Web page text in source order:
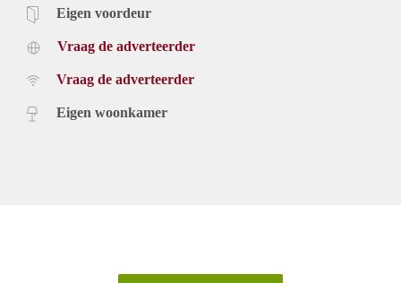
Eigen voordeur
Vraag de adverteerder
Vraag de adverteerder
Eigen woonkamer